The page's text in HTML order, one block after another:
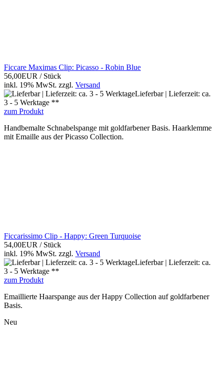
Ficcare Maximas Clip: Picasso - Robin Blue
56,00EUR / Stück
inkl. 19% MwSt. zzgl. Versand
Lieferbar | Lieferzeit: ca.
3 - 5 Werktage **
zum Produkt
Handbemalte Schnabelspange mit goldfarbener Basis. Haarklemme
mit Emaille aus der Picasso Collection.
Ficcarissimo Clip - Happy: Green Turquoise
54,00EUR / Stück
inkl. 19% MwSt. zzgl. Versand
Lieferbar | Lieferzeit: ca.
3 - 5 Werktage **
zum Produkt
Emaillierte Haarspange aus der Happy Collection auf goldfarbener
Basis.
Neu